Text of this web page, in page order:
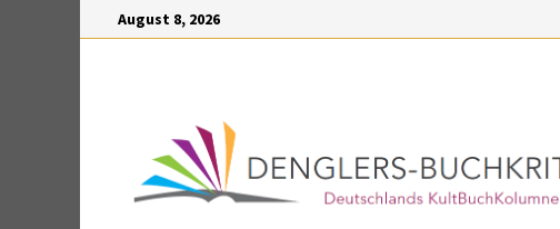
August 8, 2026